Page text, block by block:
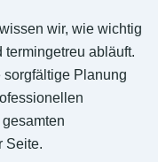
wir, wie wichtig
termingetreu abläuft.
sorgfältige Planung
Seite.